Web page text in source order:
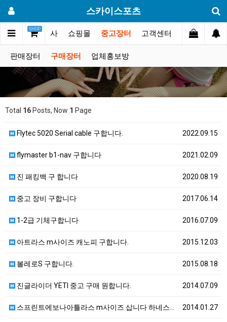
스카이스포츠
SHOP
리 대회.행사 쇼핑몰 중고장터 고객센터
판매장터 구매장터 업체홍보방
Total 16 Posts, Now 1 Page
2022.09.15
Flytec 5020 Serial cable 구합니다.
2021.02.09
flymaster b1-nav 구합니다
2020.08.19
진 패킹백 구 합니다
2017.06.14
중고 장비 구합니다
2016.07.09
1-2급 기체구합니다
2015.12.03
아트라스 m사이즈 캐노피 구합니다.
2015.08.18
볼레로S 구합니다.
2014.07.09
진글라이더 YETI 중고 구매 원합니다.
2014.01.27
스프린트에보나아틀라스 m사이즈 삽니다 하네스도사요